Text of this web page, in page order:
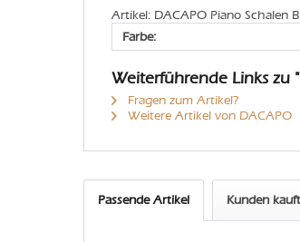
Artikel: DACAPO Piano Schalen
Farbe:
Weiterführende Links zu
Fragen zum Artikel?
Weitere Artikel von DACAPO
Passende Artikel Kunden